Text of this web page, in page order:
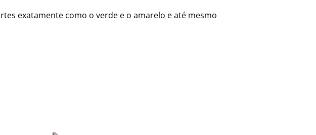
exatamente como o verde e o amarelo e até mesmo